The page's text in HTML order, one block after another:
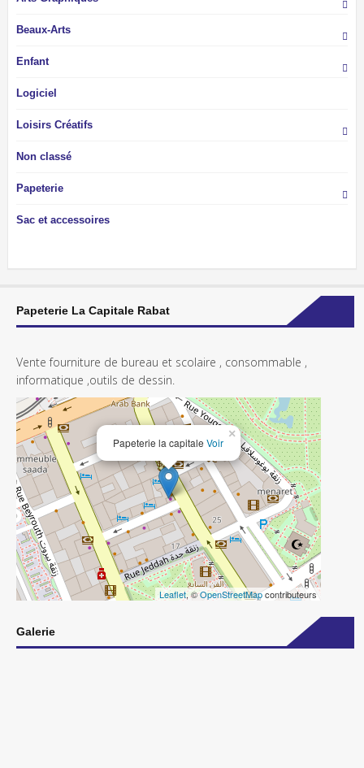
Beaux-Arts
Enfant
Logiciel
Loisirs Créatifs
Non classé
Papeterie
Sac et accessoires
Papeterie La Capitale Rabat
Vente fourniture de bureau et scolaire , consommable ,
informatique ,outils de dessin.
Papeterie la capitale Voir
×
Leaflet, ©OpenStreetMapcontributeurs
Galerie